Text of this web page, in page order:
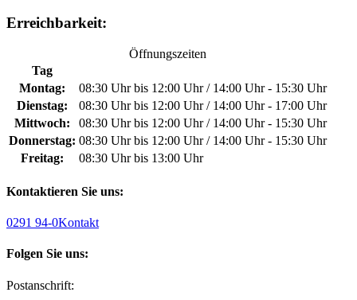
Erreichbarkeit:
Öffnungszeiten
Tag
Montag:
08:30 Uhr bis 12:00 Uhr / 14:00 Uhr - 15:30 Uhr
Dienstag:
08:30 Uhr bis 12:00 Uhr / 14:00 Uhr - 17:00 Uhr
Mittwoch:
08:30 Uhr bis 12:00 Uhr / 14:00 Uhr - 15:30 Uhr
Donnerstag: 08:30 Uhr bis 12:00 Uhr / 14:00 Uhr - 15:30 Uhr
Freitag:
08:30 Uhr bis 13:00 Uhr
Kontaktieren Sie uns:
0291 94-0Kontakt
Folgen Sie uns:
Postanschrift: